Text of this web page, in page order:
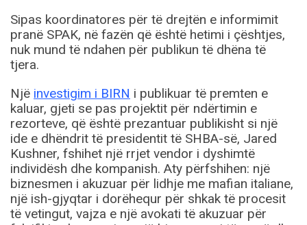
Sipas koordinatores për të drejtën e informimit
pranë SPAK, në fazën që është hetimi i çështjes,
nuk mund të ndahen për publikun të dhëna të
tjera.
Një investigim i BIRN i publikuar të premten e
kaluar, gjeti se pas projektit për ndërtimin e
rezorteve, që është prezantuar publikisht si një
ide e dhëndrit të presidentit të SHBA-së, Jared
Kushner, fshihet një rrjet vendor i dyshimtë
individësh dhe kompanish. Aty përfshihen: një
biznesmen i akuzuar për lidhje me mafian italiane,
një ish-gjyqtar i dorëhequr për shkak të procesit
të vetingut, vajza e një avokati të akuzuar për